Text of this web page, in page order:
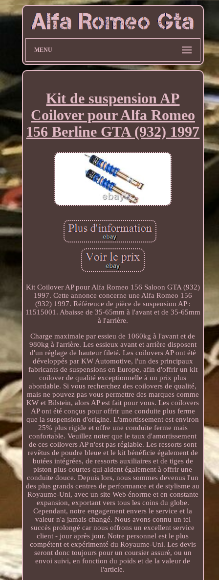
MENU
Kit de suspension AP
Coilover pour Alfa Romeo
156 Berline GTA (932) 1997
Kit Coilover AP pour Alfa Romeo 156 Saloon GTA (932)
1997. Cette annonce concerne une Alfa Romeo 156
(932) 1997. Référence de pièce de suspension AP :
11515001. Abaisse de 35-65mm à l'avant et de 35-65mm
à l'arrière.
Charge maximale par essieu de 1060kg à l'avant et de
980kg à l'arrière. Les essieux avant et arrière disposent
d'un réglage de hauteur fileté. Les coilovers AP ont été
développés par KW Automotive, l'un des principaux
fabricants de suspensions en Europe, afin d'offrir un kit
coilover de qualité exceptionnelle à un prix plus
abordable. Si vous recherchez des coilovers de qualité,
mais ne pouvez pas vous permettre des marques comme
KW et Bilstein, alors AP est fait pour vous. Les coilovers
AP ont été conçus pour offrir une conduite plus ferme
que la suspension d'origine. L'amortissement est environ
25% plus rigide et offre une conduite ferme mais
confortable. Veuillez noter que le taux d'amortissement
de ces coilovers AP n'est pas réglable. Les ressorts sont
revêtus de poudre bleue et le kit bénéficie également de
butées intégrées, de ressorts auxiliaires et de tiges de
piston plus courtes qui aident également à offrir une
conduite douce. Depuis lors, nous sommes devenus l'un
des plus grands centres de performance et de stylisme au
Royaume-Uni, avec un site Web énorme et en constante
expansion, exportant vers tous les coins du globe.
Cependant, notre engagement envers le service et la
valeur n'a jamais changé. Nous avons connu un tel
succès prolongé car nous offrons un excellent service
client - jour après jour. Notre personnel est le plus
compétent et expérimenté du Royaume-Uni. Les devis
seront donc toujours pour un coursier assuré, ou un
envoi suivi, en fonction du poids et de la valeur de
l'article.